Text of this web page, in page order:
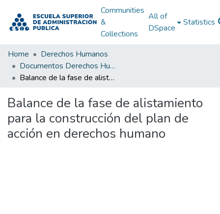
Communities
&
Collections
All of
DSpace
Statistics
Home
Derechos Humanos
Documentos Derechos Humanos
Balance de la fase de alistamiento para la construcción del plan de acción en derechos humano
Balance de la fase de alistamiento
para la construcción del plan de
acción en derechos humano